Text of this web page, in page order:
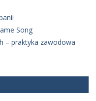
Song
– praktyka zawodowa